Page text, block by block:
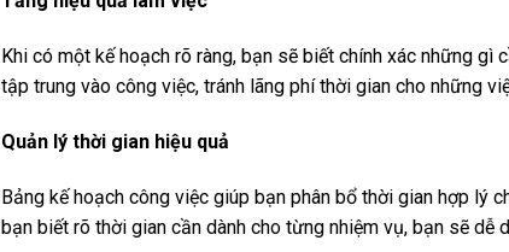
Khi có một kế hoạch rõ ràng, bạn sẽ biết chính xác những gì
tập trung vào công việc, tránh lãng phí thời gian cho những
Quản lý thời gian hiệu quả
Bảng kế hoạch công việc giúp bạn phân bổ thời gian hợp lý
bạn biết rõ thời gian cần dành cho từng nhiệm vụ, bạn sẽ dễ